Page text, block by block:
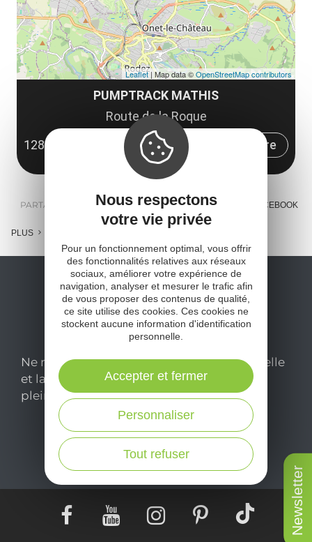
Newsletter
PUMPTRACK MATHIS
Route de la Roque
12850 Onet-le-Château
Obtenir l'itinéraire
Leaflet| Map data ©OpenStreetMap contributors
PARTAGER : E-MAIL MESSENGER FACEBOOK
PLUS
Ne manquez pas notre newsletter mensuelle
et laissez-vous inspirer pour profiter
pleinement de votre séjour en Aveyron.
Je m'abonne ici
Nous respectons
votre vie privée
Pour un fonctionnement optimal, vous offrir
des fonctionnalités relatives aux réseaux
sociaux, améliorer votre expérience de
navigation, analyser et mesurer le trafic afin
de vous proposer des contenus de qualité,
ce site utilise des cookies. Ces cookies ne
stockent aucune information d'identification
personnelle.
Tout refuser
Personnaliser
Accepter et fermer